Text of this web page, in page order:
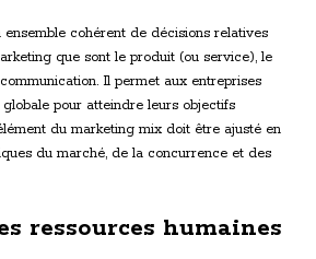
cohérent de décisions relatives
que sont le produit (ou service), le
Il permet aux entreprises
globale pour atteindre leurs objectifs
du marketing mix doit être ajusté en
du marché, de la concurrence et des
ressources humaines